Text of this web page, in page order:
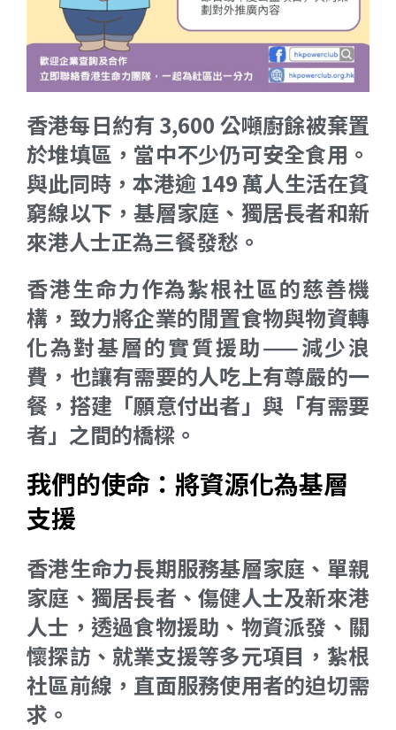
香港每日約有 3,600 公噸廚餘被棄置
於堆填區，當中不少仍可安全食用。
與此同時，本港逾 149 萬人生活在貧
窮線以下，基層家庭、獨居長者和新
來港人士正為三餐發愁。
香港生命力作為紮根社區的慈善機
構，致力將企業的閒置食物與物資轉
化為對基層的實質援助——減少浪
費，也讓有需要的人吃上有尊嚴的一
餐，搭建「願意付出者」與「有需要
者」之間的橋樑。
我們的使命：將資源化為基層
支援
香港生命力長期服務基層家庭、單親
家庭、獨居長者、傷健人士及新來港
人士，透過食物援助、物資派發、關
懷探訪、就業支援等多元項目，紮根
社區前線，直面服務使用者的迫切需
求。